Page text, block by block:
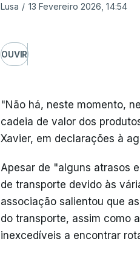
Lusa / 13 Fevereiro 2026, 14:54
OUVIR
"Não há, neste momento,
cadeia de valor dos
Xavier, em declarações à
Apesar de "alguns atrasos
de transporte devido às
associação salientou que
do transporte, assim como
inexcedíveis a encontrar